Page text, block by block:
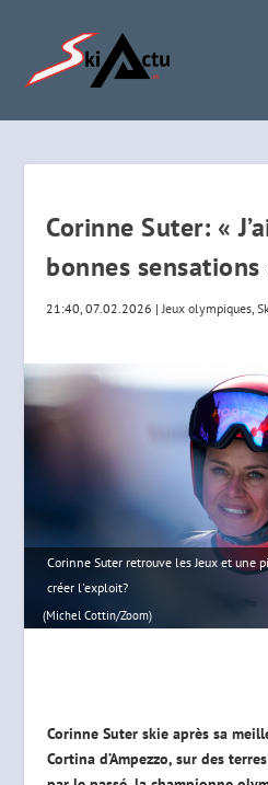
Corinne Suter: «
bonnes sensations
21:40, 07.02.2026 |Jeux olympiques,
Corinne Suter retrouve les Jeux et une
créer l'exploit?
(Michel Cottin/Zoom)
Corinne Suter skie après sa
Cortina d’Ampezzo, sur des